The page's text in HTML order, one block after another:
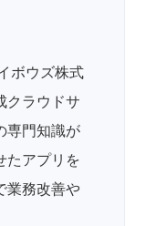
ボウズ株式
クラウドサ
専門知識が
たアプリを
業務改善や